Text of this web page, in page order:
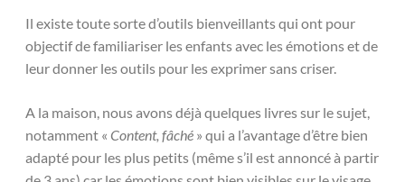
Il existe toute sorte d’outils bienveillants qui ont pour
objectif de familiariser les enfants avec les émotions et de
leur donner les outils pour les exprimer sans criser.
A la maison, nous avons déjà quelques livres sur le sujet,
notamment « Content, fâché » qui a l’avantage d’être bien
adapté pour les plus petits (même s’il est annoncé à partir